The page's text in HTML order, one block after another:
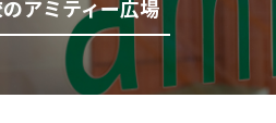
アミティー広場